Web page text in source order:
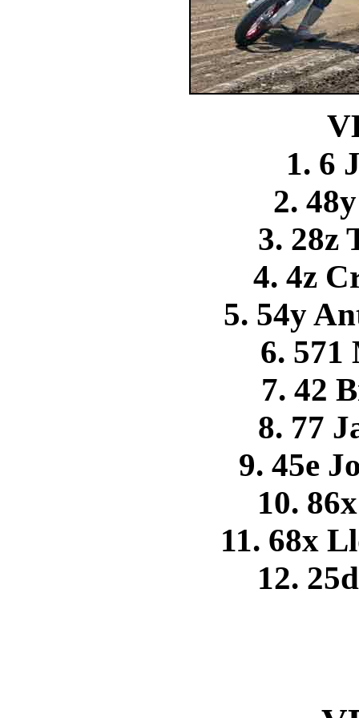
1. 6
2.
3. 28z
4. 4z
5. 54y
6. 571
7. 42
8. 77
9. 45e
10.
11. 68x
12.